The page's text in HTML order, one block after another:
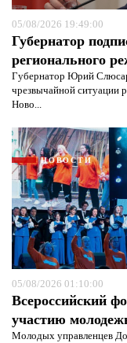
05/08/2026 19:49:00
Губернатор
регионального
Губернатор Юрий
чрезвычайной ситуации
Ново...
НОВОСТИ
05/08/2026 01:10:00
Всероссийский
участию
Молодых управленцев
защиты